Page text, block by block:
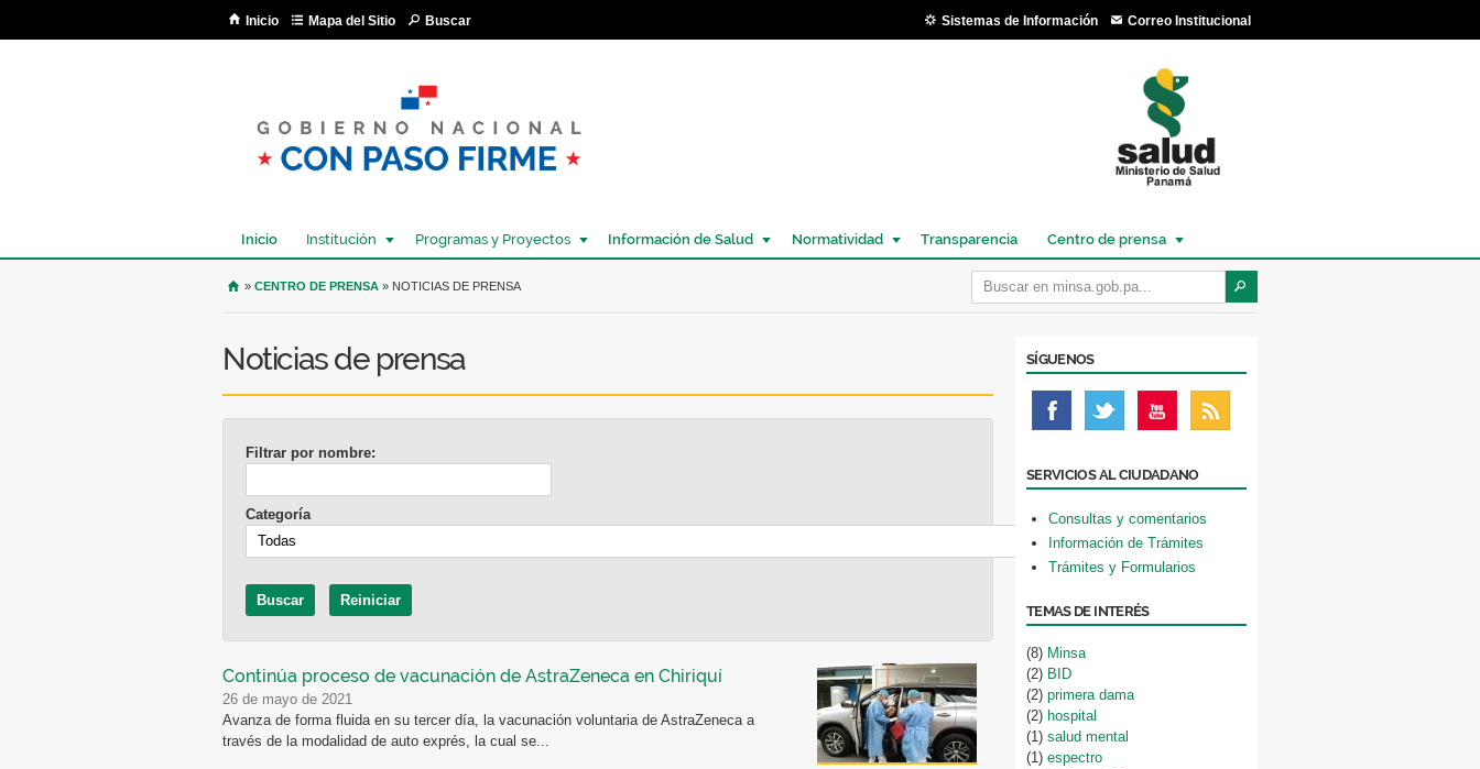
Inicio Mapa del Sitio Buscar Sistemas de Información Correo Institucional
Inicio Institución Programas y Proyectos Información de Salud Normatividad Transparencia Centro de prensa
USTED SE ENCUENTRA AQUÍ
» CENTRO DE PRENSA » NOTICIAS DE PRENSA
Noticias de prensa
Filtrar por nombre:
Categoría
Continúa proceso de vacunación de AstraZeneca en Chiriquí
26 de mayo de 2021
Avanza de forma fluida en su tercer día, la vacunación voluntaria de AstraZeneca a
través de la modalidad de auto exprés, la cual se...
SÍGUENOS
SERVICIOS AL CIUDADANO
Consultas y comentarios
Información de Trámites
Trámites y Formularios
TEMAS DE INTERÉS
(8) Minsa
(2) BID
(2) primera dama
(2) hospital
(1) salud mental
(1) espectro